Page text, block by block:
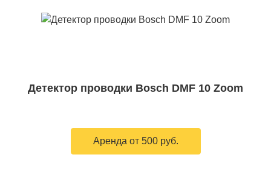
Детектор проводки Bosch DMF 10 Zoom
Аренда от 500 руб.